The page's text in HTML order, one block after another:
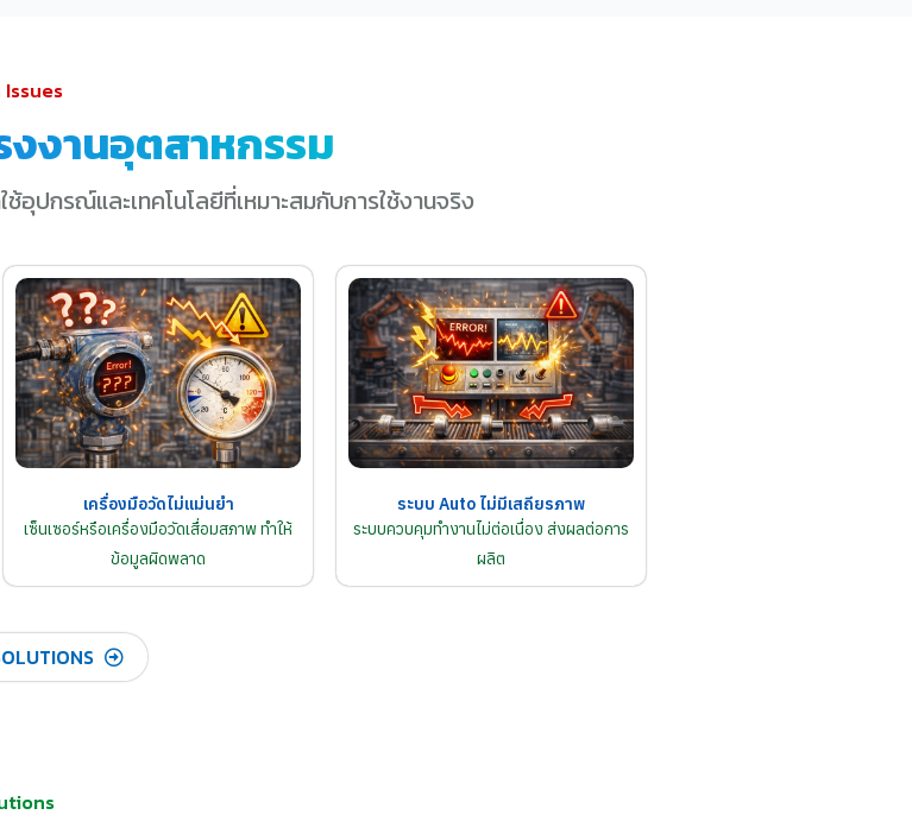
Issues
งานอุตสาหกรรม
อุปกรณ์และเทคโนโลยีที่เหมาะสมกับการใช้งานจริง
เครื่องมือวัดไม่แม่นยำ
เซ็นเซอร์หรือเครื่องมือวัดเสื่อมสภาพ ทำให้
ข้อมูลผิดพลาด
ระบบ Auto ไม่มีเสถียรภาพ
ระบบควบคุมทำงานไม่ต่อเนื่อง ส่งผลต่อการ
ผลิต